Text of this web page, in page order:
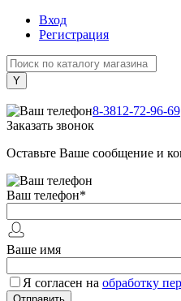
Вход
Регистрация
8-3812-72-96-69
Заказать звонок
Оставьте Ваше сообщение и
Ваш телефон*
Ваше имя
Я согласен на обработку